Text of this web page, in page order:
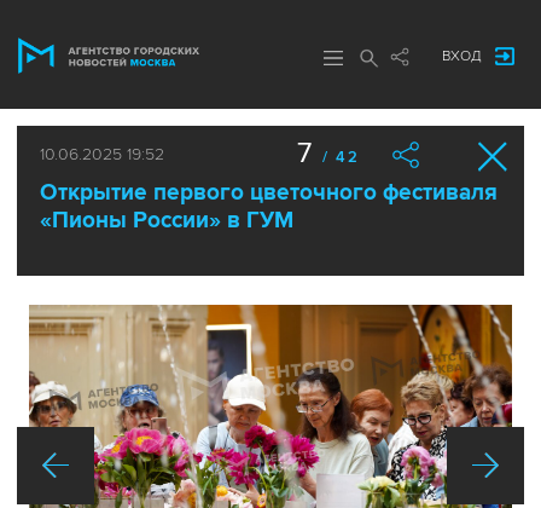
ВХОД
10.06.2025 19:52
Открытие первого цветочного фестиваля
«Пионы России» в ГУМ
7 / 42